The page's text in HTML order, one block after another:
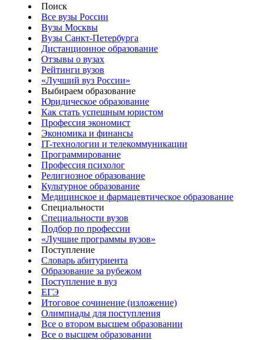
Поиск
Все вузы России
Вузы Москвы
Вузы Санкт-Петербурга
Дистанционное образование
Отзывы о вузах
Рейтинги вузов
«Лучший вуз России»
Выбираем образование
Юридическое образование
Как стать успешным юристом
Профессия экономист
Экономика и финансы
IT-технологии и телекоммуникации
Программирование
Профессия психолог
Религиозное образование
Культурное образование
Медицинское и фармацевтическое образование
Специальности
Специальности вузов
Подбор по профессии
«Лучшие программы вузов»
Поступление
Словарь абитуриента
Образование за рубежом
Поступление в вуз
ЕГЭ
Итоговое сочинение (изложение)
Олимпиады для поступления
Все о втором высшем образовании
Все о высшем образовании